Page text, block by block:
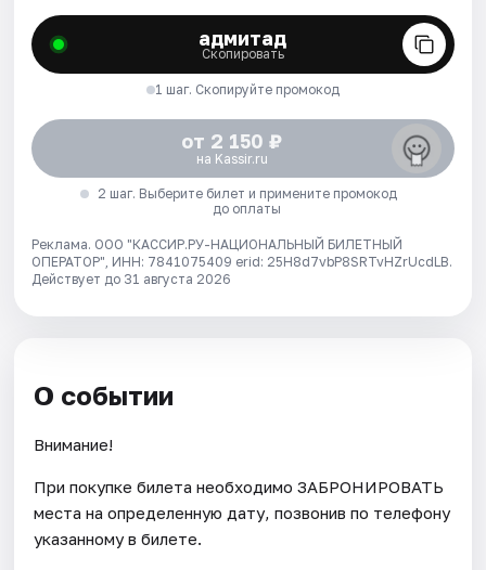
адмитад
Скопировать
1 шаг. Скопируйте промокод
от 2 150 ₽
на Kassir.ru
2 шаг. Выберите билет и примените промокод
до оплаты
Реклама. ООО "КАССИР.РУ-НАЦИОНАЛЬНЫЙ БИЛЕТНЫЙ
ОПЕРАТОР", ИНН: 7841075409 erid: 25H8d7vbP8SRTvHZrUcdLB.
Действует до 31 августа 2026
О событии
Внимание!
При покупке билета необходимо ЗАБРОНИРОВАТЬ
места на определенную дату, позвонив по телефону
указанному в билете.